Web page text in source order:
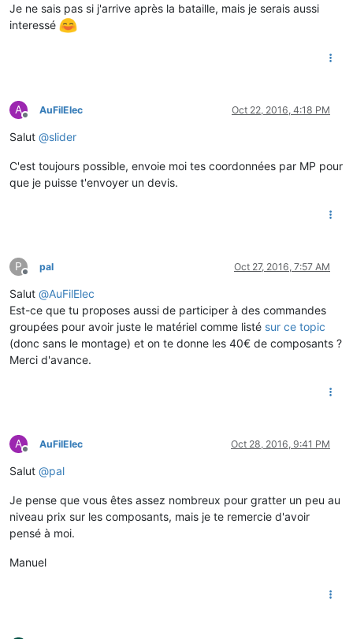
Je ne sais pas si j'arrive après la bataille, mais je serais aussi
interessé
A
Offline
AuFilElec Oct 22, 2016, 4:18 PM
Salut @slider
C'est toujours possible, envoie moi tes coordonnées par MP pour
que je puisse t'envoyer un devis.
P
Offline
pal Oct 27, 2016, 7:57 AM
Salut @AuFilElec
Est-ce que tu proposes aussi de participer à des commandes
groupées pour avoir juste le matériel comme listé sur ce topic
(donc sans le montage) et on te donne les 40€ de composants ?
Merci d'avance.
A
Offline
AuFilElec Oct 28, 2016, 9:41 PM
Salut @pal
Je pense que vous êtes assez nombreux pour gratter un peu au
niveau prix sur les composants, mais je te remercie d'avoir
pensé à moi.
Manuel